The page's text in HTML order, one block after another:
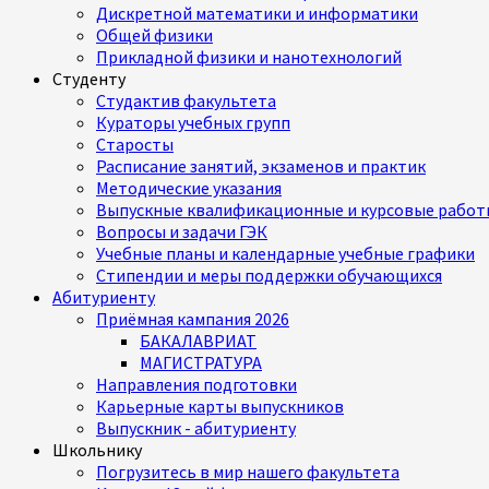
Дискретной математики и информатики
Общей физики
Прикладной физики и нанотехнологий
Студенту
Студактив факультета
Кураторы учебных групп
Старосты
Расписание занятий, экзаменов и практик
Методические указания
Выпускные квалификационные и курсовые
Вопросы и задачи ГЭК
Учебные планы и календарные учебные графики
Стипендии и меры поддержки обучающихся
Абитуриенту
Приёмная кампания 2026
БАКАЛАВРИАТ
МАГИСТРАТУРА
Направления подготовки
Карьерные карты выпускников
Выпускник - абитуриенту
Школьнику
Погрузитесь в мир нашего факультета